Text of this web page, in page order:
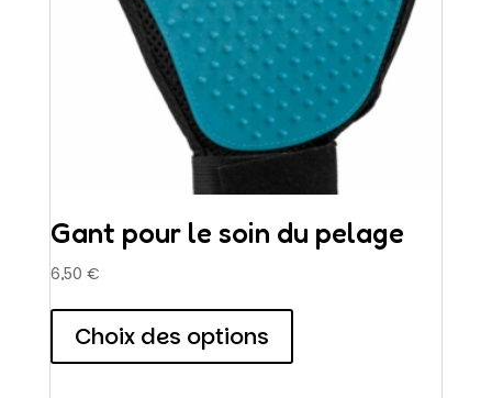
Gant pour le soin du pelage
6,50 €
Choix des options